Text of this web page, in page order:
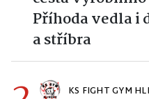
Příhoda vedla i
a stříbra
KS FIGHT GYM